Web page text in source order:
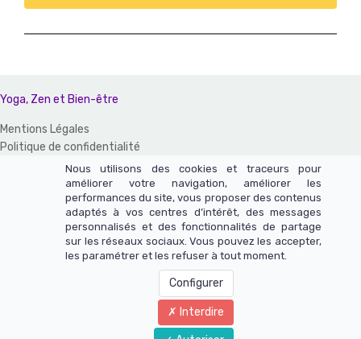
Yoga, Zen et Bien-être
Mentions Légales
Politique de confidentialité
Un site réalisé avec LearnyBox
Ce site n'appartient pas à Meta et n'est pas affilié à Meta Platforms,
Inc.
Le contenu de ce site web et de ces pages n'a pas été vérifié par
Meta - Meta est une marque déposée de Meta Platforms, Inc.
Nous utilisons des cookies et traceurs pour
améliorer votre navigation, améliorer les
performances du site, vous proposer des contenus
adaptés à vos centres d’intérêt, des messages
personnalisés et des fonctionnalités de partage
sur les réseaux sociaux. Vous pouvez les accepter,
les paramétrer et les refuser à tout moment.
Configurer
Interdire